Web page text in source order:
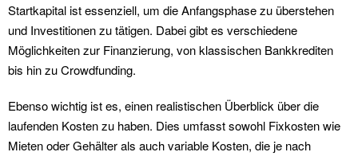
Startkapital ist essenziell, um die Anfangsphase zu überstehen
und Investitionen zu tätigen. Dabei gibt es verschiedene
Möglichkeiten zur Finanzierung, von klassischen Bankkrediten
bis hin zu Crowdfunding.
Ebenso wichtig ist es, einen realistischen Überblick über die
laufenden Kosten zu haben. Dies umfasst sowohl Fixkosten wie
Mieten oder Gehälter als auch variable Kosten, die je nach